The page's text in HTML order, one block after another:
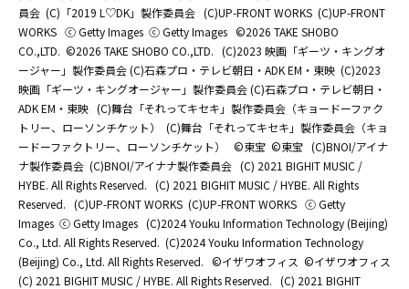
員会 (C)「2019 L♡DK」製作委員会 (C)UP-FRONT WORKS (C)UP-FRONT
WORKS ⓒ Getty Images ⓒ Getty Images ©2026 TAKE SHOBO
CO.,LTD. ©2026 TAKE SHOBO CO.,LTD. (C)2023 映画「ギーツ・キングオ
ージャー」製作委員会 (C)石森プロ・テレビ朝日・ADK EM・東映 (C)2023
映画「ギーツ・キングオージャー」製作委員会 (C)石森プロ・テレビ朝日・
ADK EM・東映 (C)舞台「それってキセキ」製作委員会（キョードーファク
トリー、ローソンチケット）
(C)舞台「それってキセキ」製作委員会（キョ
ードーファクトリー、ローソンチケット）
©東宝 ©東宝 (C)BNOI/アイナ
ナ製作委員会 (C)BNOI/アイナナ製作委員会 (C) 2021 BIGHIT MUSIC /
HYBE. All Rights Reserved. (C) 2021 BIGHIT MUSIC / HYBE. All Rights
Reserved. (C)UP-FRONT WORKS (C)UP-FRONT WORKS ⓒ Getty
Images ⓒ Getty Images (C)2024 Youku Information Technology (Beijing)
Co., Ltd. All Rights Reserved. (C)2024 Youku Information Technology
(Beijing) Co., Ltd. All Rights Reserved. ©イザワオフィス ©イザワオフィス
(C) 2021 BIGHIT MUSIC / HYBE. All Rights Reserved. (C) 2021 BIGHIT